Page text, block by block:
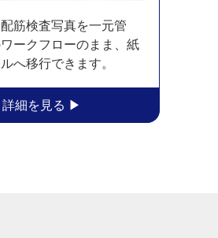
筋検査写真を一元管
ークフローのまま、紙
へ移行できます。